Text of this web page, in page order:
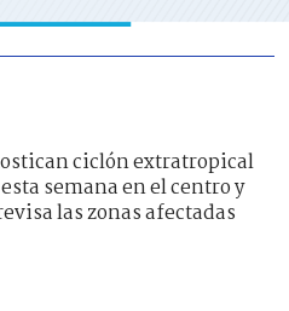
ciclón extratropical
semana en el centro y
las zonas afectadas